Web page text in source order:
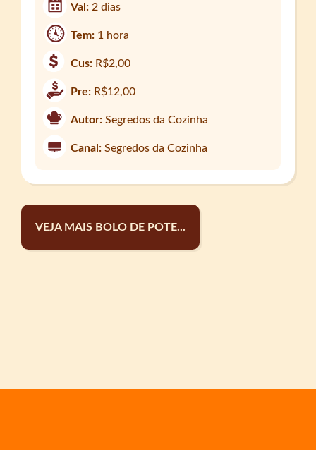
Val: 2 dias
Tem: 1 hora
Cus: R$2,00
Pre: R$12,00
Autor: Segredos da Cozinha
Canal: Segredos da Cozinha
VEJA MAIS BOLO DE POTE...